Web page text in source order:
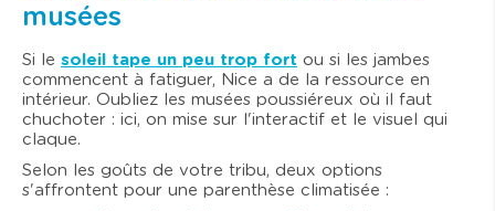
musées
Si le soleil tape un peu trop fort ou si les jambes
commencent à fatiguer, Nice a de la ressource en
intérieur. Oubliez les musées poussiéreux où il faut
chuchoter : ici, on mise sur l'interactif et le visuel qui
claque.
Selon les goûts de votre tribu, deux options
s'affrontent pour une parenthèse climatisée :